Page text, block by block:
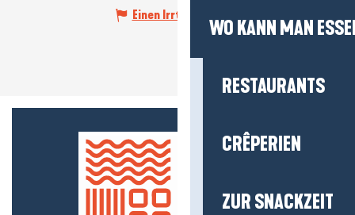
WO KANN MAN
RESTAURANTS
CRÊPERIEN
ZUR SNACKZEIT
Einen Irrtum angeben